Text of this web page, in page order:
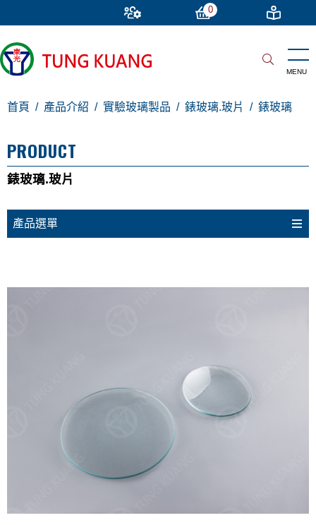
0
首頁 產品介紹 實驗玻璃製品 錶玻璃.玻片 錶玻璃
PRODUCT
錶玻璃.玻片
產品選單